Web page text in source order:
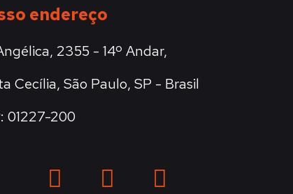
endereço
2355 - 14º Andar,
Cecília, São Paulo, SP - Brasil
01227-200